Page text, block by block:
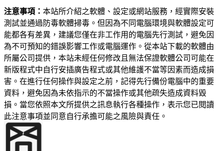
注意事項： 本站所介紹之軟體、設定或網站服務，經實際安裝
測試並通過防毒軟體掃毒。但因為不同電腦環境與軟體設定可
能都各有差異，建議您僅在非工作用的電腦先行測試，避免因
為不可預知的錯誤影響工作或電腦運作。從本站下載的軟體由
所屬公司提供，本站未經任何修改且無法保證軟體公司可能在
新版程式中自行安插廣告程式或其他維護不當等因素而造成損
害。在進行任何操作與設定之前，記得先行備份電腦中的重要
資料，避免因為未依指示的不當操作或其他疏失造成資料毀
損。當您依照本文所提供之訊息執行各種操作，表示您已閱讀
此注意事項並同意自行承擔可能之風險與責任。